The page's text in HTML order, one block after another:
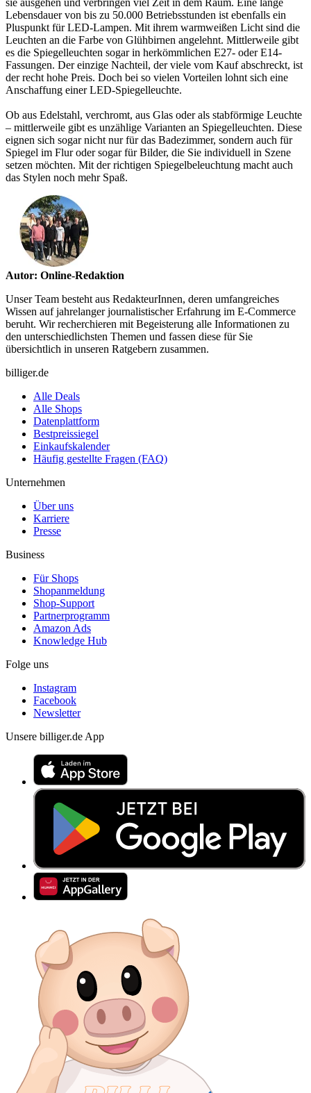
sie ausgehen und verbringen viel Zeit in dem Raum. Eine lange
Lebensdauer von bis zu 50.000 Betriebsstunden ist ebenfalls ein
Pluspunkt für LED-Lampen. Mit ihrem warmweißen Licht sind die
Leuchten an die Farbe von Glühbirnen angelehnt. Mittlerweile gibt
es die Spiegelleuchten sogar in herkömmlichen E27- oder E14-
Fassungen. Der einzige Nachteil, der viele vom Kauf abschreckt, ist
der recht hohe Preis. Doch bei so vielen Vorteilen lohnt sich eine
Anschaffung einer LED-Spiegelleuchte.
Ob aus Edelstahl, verchromt, aus Glas oder als stabförmige Leuchte
– mittlerweile gibt es unzählige Varianten an Spiegelleuchten. Diese
eignen sich sogar nicht nur für das Badezimmer, sondern auch für
Spiegel im Flur oder sogar für Bilder, die Sie individuell in Szene
setzen möchten. Mit der richtigen Spiegelbeleuchtung macht auch
das Stylen noch mehr Spaß.
Autor: Online-Redaktion
Unser Team besteht aus RedakteurInnen, deren umfangreiches
Wissen auf jahrelanger journalistischer Erfahrung im E-Commerce
beruht. Wir recherchieren mit Begeisterung alle Informationen zu
den unterschiedlichsten Themen und fassen diese für Sie
übersichtlich in unseren Ratgebern zusammen.
billiger.de
Alle Deals
Alle Shops
Datenplattform
Bestpreissiegel
Einkaufskalender
Häufig gestellte Fragen (FAQ)
Unternehmen
Über uns
Karriere
Presse
Business
Für Shops
Shopanmeldung
Shop-Support
Partnerprogramm
Amazon Ads
Knowledge Hub
Folge uns
Instagram
Facebook
Newsletter
Unsere billiger.de App